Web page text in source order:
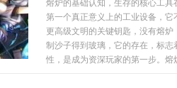
熔炉的基础认知，生存的核心工
第一个真正意义上的工业设备，
更高级文明的关键钥匙，没有熔
制沙子得到玻璃，它的存在，标
性，是成为资深玩家的第一步。熔